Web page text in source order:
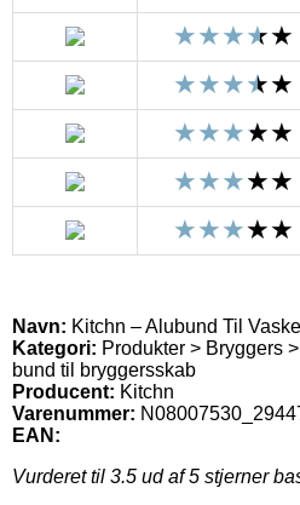
Navn: Kitchn – Alubund Til
Kategori: Produkter > Bryggers
bund til bryggersskab
Producent: Kitchn
Varenummer:
EAN:
Vurderet til 3.5 ud af 5 stjerner